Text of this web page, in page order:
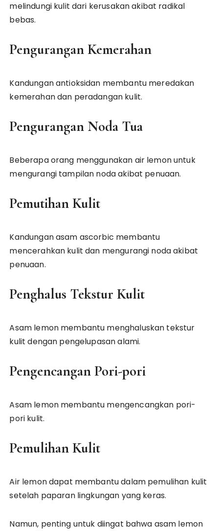
melindungi kulit dari kerusakan akibat radikal
bebas.
Pengurangan Kemerahan
Kandungan antioksidan membantu meredakan
kemerahan dan peradangan kulit.
Pengurangan Noda Tua
Beberapa orang menggunakan air lemon untuk
mengurangi tampilan noda akibat penuaan.
Pemutihan Kulit
Kandungan asam ascorbic membantu
mencerahkan kulit dan mengurangi noda akibat
penuaan.
Penghalus Tekstur Kulit
Asam lemon membantu menghaluskan tekstur
kulit dengan pengelupasan alami.
Pengencangan Pori-pori
Asam lemon membantu mengencangkan pori-
pori kulit.
Pemulihan Kulit
Air lemon dapat membantu dalam pemulihan kulit
setelah paparan lingkungan yang keras.
Namun, penting untuk diingat bahwa asam lemon